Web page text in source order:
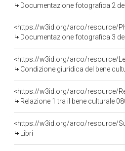
Documentazione fotografica 2
<https://w3id.org/arco/resource/
Documentazione fotografica 3
<https://w3id.org/arco/resource/
Condizione giuridica del bene
<https://w3id.org/arco/resource/
Relazione 1 tra il bene culturale
<https://w3id.org/arco/resource/
Libri